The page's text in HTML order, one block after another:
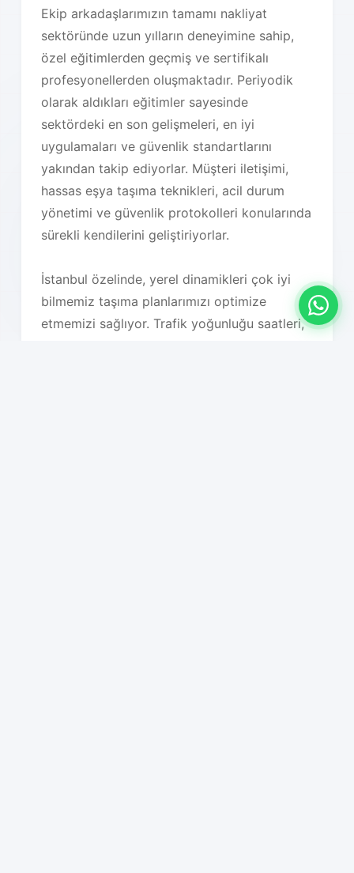
Ekip arkadaşlarımızın tamamı nakliyat
sektöründe uzun yılların deneyimine sahip,
özel eğitimlerden geçmiş ve sertifikalı
profesyonellerden oluşmaktadır. Periyodik
olarak aldıkları eğitimler sayesinde
sektördeki en son gelişmeleri, en iyi
uygulamaları ve güvenlik standartlarını
yakından takip ediyorlar. Müşteri iletişimi,
hassas eşya taşıma teknikleri, acil durum
yönetimi ve güvenlik protokolleri konularında
sürekli kendilerini geliştiriyorlar.
İstanbul özelinde, yerel dinamikleri çok iyi
bilmemiz taşıma planlarımızı optimize
etmemizi sağlıyor. Trafik yoğunluğu saatleri,